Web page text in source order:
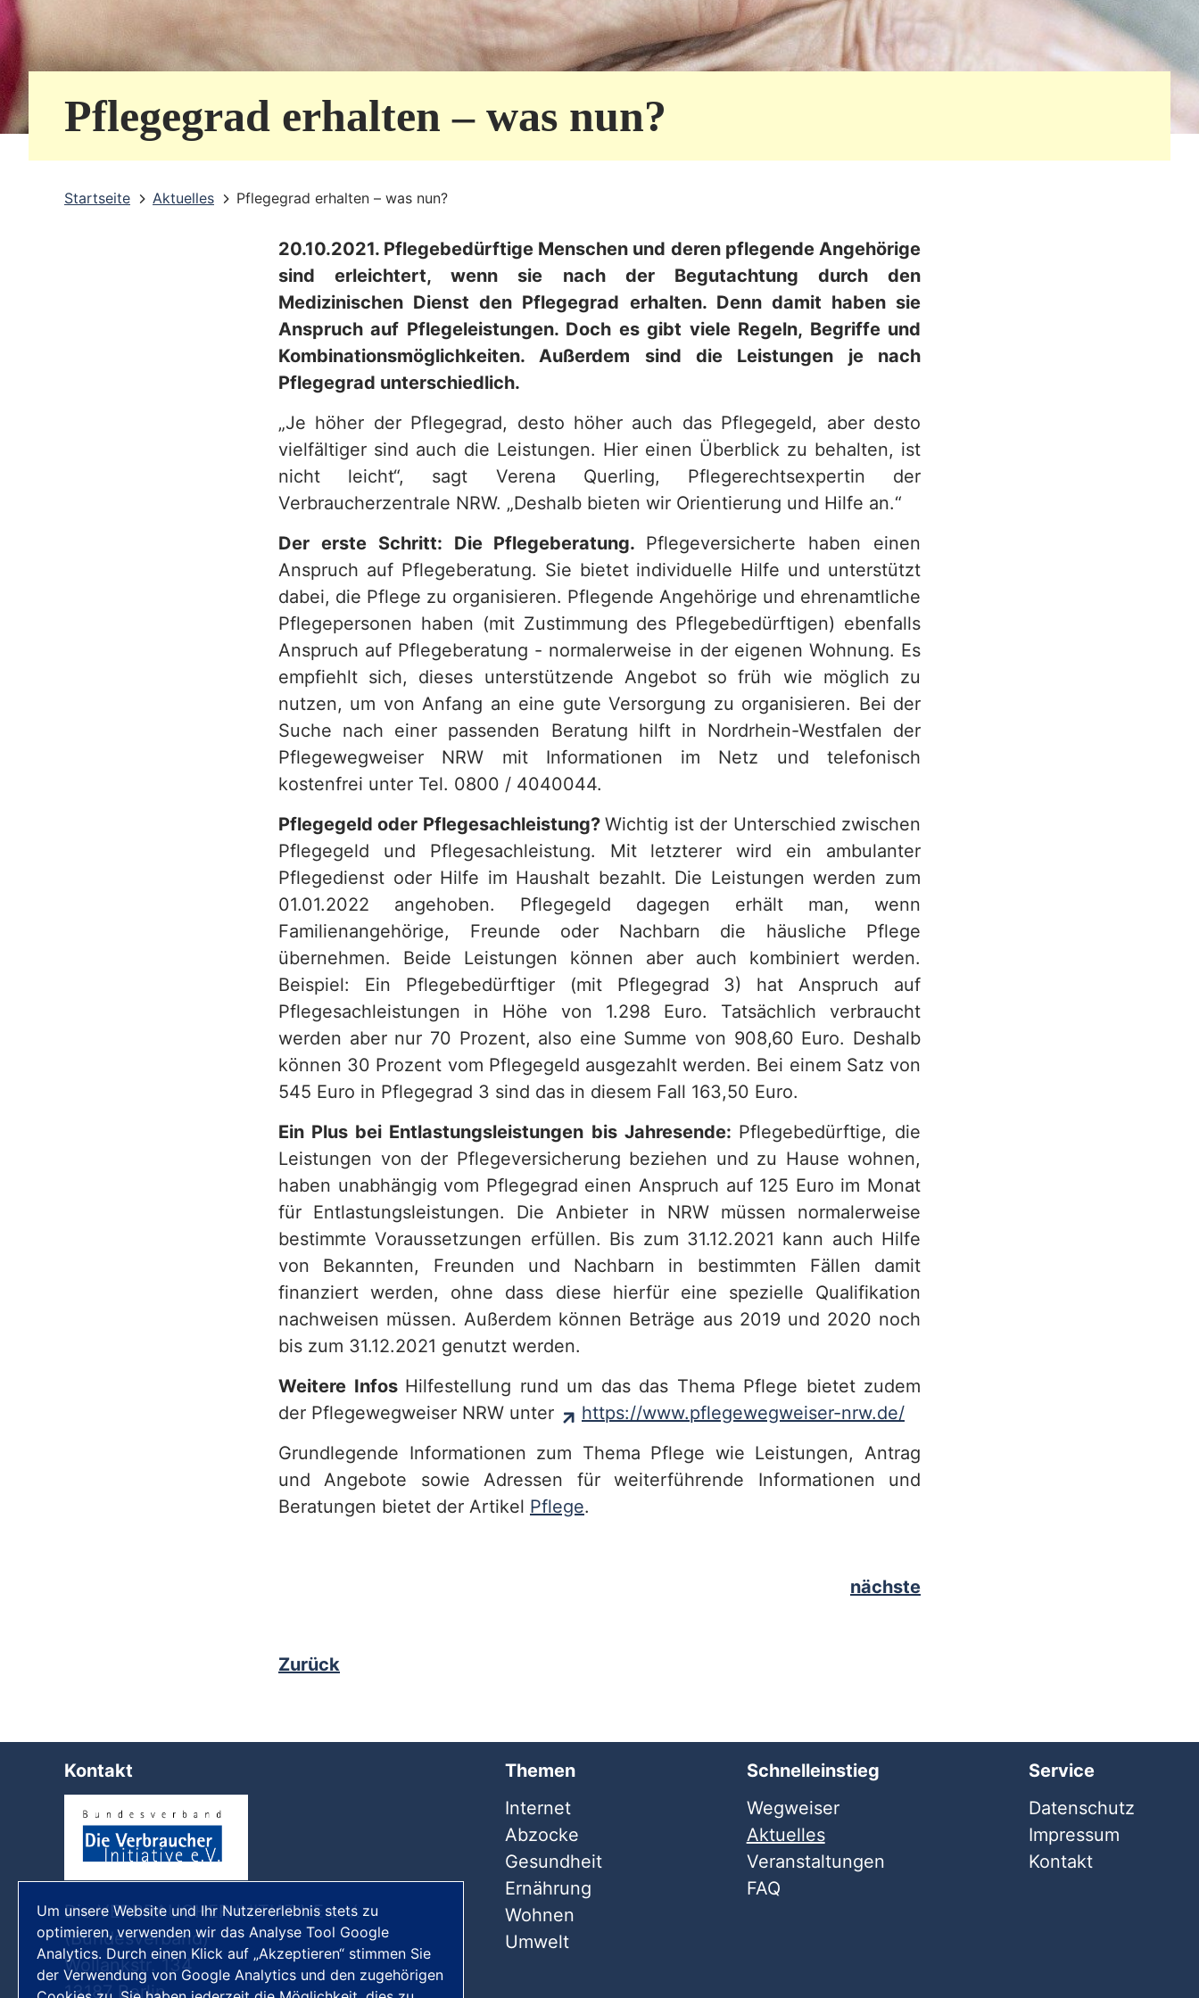
Pflegegrad erhalten – was nun?
Startseite Aktuelles Pflegegrad erhalten – was nun?
20.10.2021. Pflegebedürftige Menschen und deren pflegende Angehörige
sind erleichtert, wenn sie nach der Begutachtung durch den
Medizinischen Dienst den Pflegegrad erhalten. Denn damit haben sie
Anspruch auf Pflegeleistungen. Doch es gibt viele Regeln, Begriffe und
Kombinationsmöglichkeiten. Außerdem sind die Leistungen je nach
Pflegegrad unterschiedlich.
„Je höher der Pflegegrad, desto höher auch das Pflegegeld, aber desto
vielfältiger sind auch die Leistungen. Hier einen Überblick zu behalten, ist
nicht leicht“, sagt Verena Querling, Pflegerechtsexpertin der
Verbraucherzentrale NRW. „Deshalb bieten wir Orientierung und Hilfe an.“
Der erste Schritt: Die Pflegeberatung. Pflegeversicherte haben einen
Anspruch auf Pflegeberatung. Sie bietet individuelle Hilfe und unterstützt
dabei, die Pflege zu organisieren. Pflegende Angehörige und ehrenamtliche
Pflegepersonen haben (mit Zustimmung des Pflegebedürftigen) ebenfalls
Anspruch auf Pflegeberatung - normalerweise in der eigenen Wohnung. Es
empfiehlt sich, dieses unterstützende Angebot so früh wie möglich zu
nutzen, um von Anfang an eine gute Versorgung zu organisieren. Bei der
Suche nach einer passenden Beratung hilft in Nordrhein-Westfalen der
Pflegewegweiser NRW mit Informationen im Netz und telefonisch
kostenfrei unter Tel. 0800 / 4040044.
Pflegegeld oder Pflegesachleistung?Wichtig ist der Unterschied zwischen
Pflegegeld und Pflegesachleistung. Mit letzterer wird ein ambulanter
Pflegedienst oder Hilfe im Haushalt bezahlt. Die Leistungen werden zum
01.01.2022 angehoben. Pflegegeld dagegen erhält man, wenn
Familienangehörige, Freunde oder Nachbarn die häusliche Pflege
übernehmen. Beide Leistungen können aber auch kombiniert werden.
Beispiel: Ein Pflegebedürftiger (mit Pflegegrad 3) hat Anspruch auf
Pflegesachleistungen in Höhe von 1.298 Euro. Tatsächlich verbraucht
werden aber nur 70 Prozent, also eine Summe von 908,60 Euro. Deshalb
können 30 Prozent vom Pflegegeld ausgezahlt werden. Bei einem Satz von
545 Euro in Pflegegrad 3 sind das in diesem Fall 163,50 Euro.
Ein Plus bei Entlastungsleistungen bis Jahresende: Pflegebedürftige, die
Leistungen von der Pflegeversicherung beziehen und zu Hause wohnen,
haben unabhängig vom Pflegegrad einen Anspruch auf 125 Euro im Monat
für Entlastungsleistungen. Die Anbieter in NRW müssen normalerweise
bestimmte Voraussetzungen erfüllen. Bis zum 31.12.2021 kann auch Hilfe
von Bekannten, Freunden und Nachbarn in bestimmten Fällen damit
finanziert werden, ohne dass diese hierfür eine spezielle Qualifikation
nachweisen müssen. Außerdem können Beträge aus 2019 und 2020 noch
bis zum 31.12.2021 genutzt werden.
Weitere Infos Hilfestellung rund um das das Thema Pflege bietet zudem
der Pflegewegweiser NRW unter
https://www.pflegewegweiser-nrw.de/
Grundlegende Informationen zum Thema Pflege wie Leistungen, Antrag
und Angebote sowie Adressen für weiterführende Informationen und
Beratungen bietet der Artikel Pflege.
nächste
Zurück
e
r
v
i
Kontakt
Die VERBRAUCHER INITIATIVE e.V.
(Bundesverband)
Wollankstr. 134
13187 Berlin
Themen
Internet
Abzocke
Gesundheit
Ernährung
Wohnen
Umwelt
Schnelleinstieg
Wegweiser
Aktuelles
Veranstaltungen
FAQ
Service
Datenschutz
Impressum
Kontakt
Um unsere Website und Ihr Nutzererlebnis stets zu
optimieren, verwenden wir das Analyse Tool Google
Analytics. Durch einen Klick auf „Akzeptieren“ stimmen Sie
der Verwendung von Google Analytics und den zugehörigen